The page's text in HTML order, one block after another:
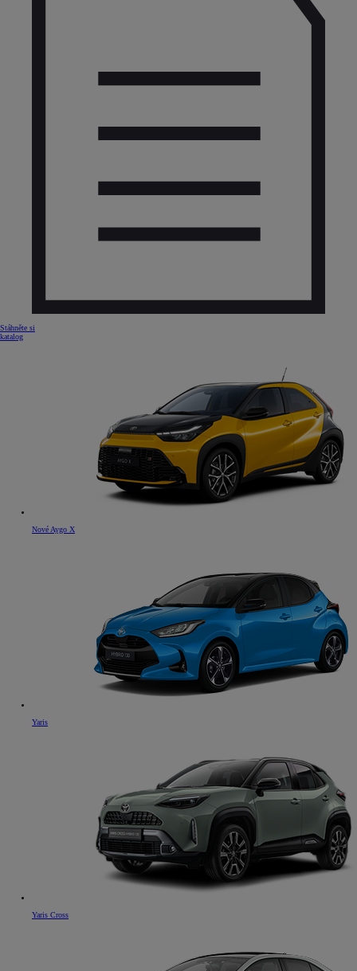
Stáhněte si
katalog
Nové Aygo X
Yaris
Yaris Cross